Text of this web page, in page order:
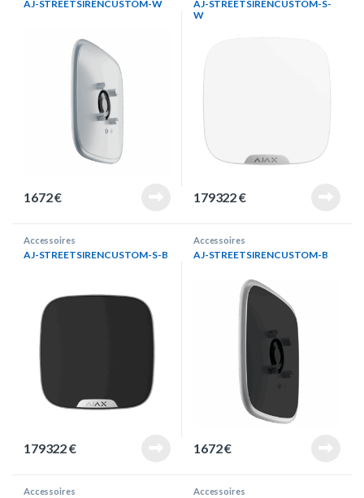
AJ-STREETSIRENCUSTOM-W
1672€
AJ-STREETSIRENCUSTOM-S-
W
179322€
Accessoires
AJ-STREETSIRENCUSTOM-S-B
179322€
Accessoires
AJ-STREETSIRENCUSTOM-B
1672€
Accessoires Accessoires